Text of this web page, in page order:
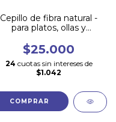
Cepillo de fibra natural -
para platos, ollas y
$25.000
24 cuotas sin intereses de
$1.042